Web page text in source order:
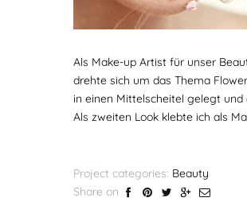
Als Make-up Artist für unser
drehte sich um das Thema
in einen Mittelscheitel gelegt
Als zweiten Look klebte ich als
Project categories: Beauty
Share on